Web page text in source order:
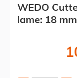
WEDO
lame: 18